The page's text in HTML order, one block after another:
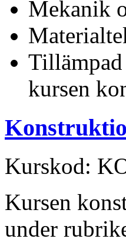
Mekanik
kursen
Kurskod:
Kursen
under